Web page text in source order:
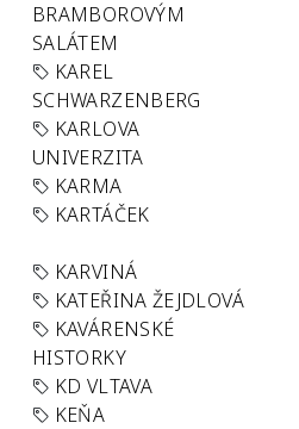
BRAMBOROVÝM
SALÁTEM
KAREL
SCHWARZENBERG
KARLOVA
UNIVERZITA
KARMA
KARTÁČEK
KARVINÁ
KATEŘINA ŽEJDLOVÁ
KAVÁRENSKÉ
HISTORKY
KD VLTAVA
KEŇA